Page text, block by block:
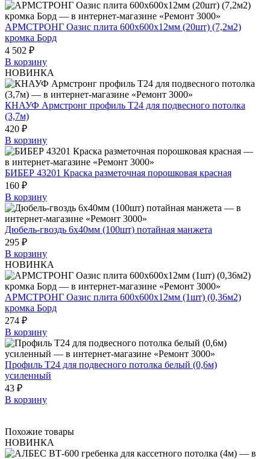
АРМСТРОНГ Оазис плита 600х600х12мм (20шт) (7,2м2)
кромка Борд
4 502 ₽
В корзину
НОВИНКА
КНАУФ Армстронг профиль Т24 для подвесного потолка
(3,7м)
420 ₽
В корзину
БИБЕР 43201 Краска разметочная порошковая красная
160 ₽
В корзину
Дюбель-гвоздь 6х40мм (100шт) потайная манжета
295 ₽
В корзину
НОВИНКА
АРМСТРОНГ Оазис плита 600х600х12мм (1шт) (0,36м2)
кромка Борд
274 ₽
В корзину
Профиль Т24 для подвесного потолка белый (0,6м)
усиленный
43 ₽
В корзину
Похожие товары
НОВИНКА